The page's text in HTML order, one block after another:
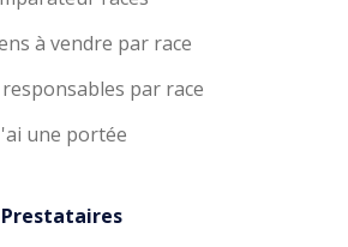
à vendre par race
responsables par race
une portée
Prestataires